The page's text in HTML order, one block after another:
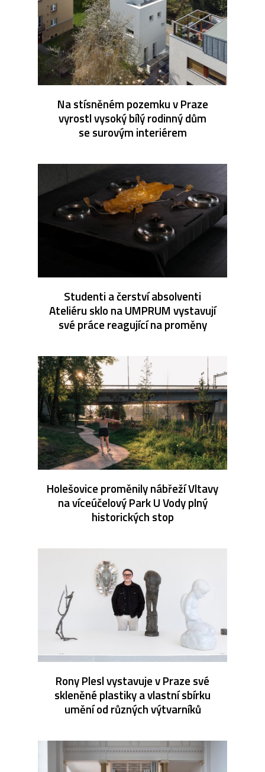
Na stísněném pozemku v Praze
vyrostl vysoký bílý rodinný dům
se surovým interiérem
Studenti a čerství absolventi
Ateliéru sklo na UMPRUM vystavují
své práce reagující na proměny
Holešovice proměnily nábřeží Vltavy
na víceúčelový Park U Vody plný
historických stop
Rony Plesl vystavuje v Praze své
skleněné plastiky a vlastní sbírku
umění od různých výtvarníků